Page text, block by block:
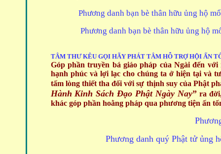
Phương danh bạn bè thân hữu ủng hộ
Phương danh bạn bè thân hữu ủng hộ
TÂM THƯ KÊU GỌI HÃY PHÁT TÂM HỖ TRỢHỘI ẤN
Góp phần truyền bá giáo pháp của Ngài đến
hạnh phúc và lợi lạc cho chúng ta ở hiện tại và
tấm lòng thiết tha đối với sự thịnh suy của Phật
Hành Kinh Sách Đạo Phật Ngày Nay” ra
khác góp phần hoằng pháp qua phương tiện ấn
Phương danh quý Phật tử ủng